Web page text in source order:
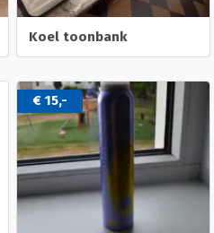
Koel toonbank
€ 15,-